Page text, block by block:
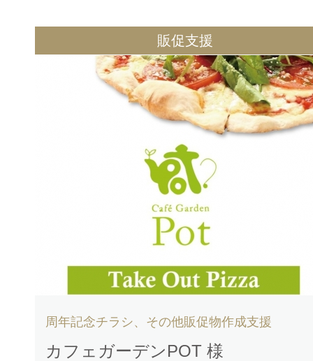
販促支援
周年記念チラシ、その他販促物作成支援
カフェガーデンPOT 様